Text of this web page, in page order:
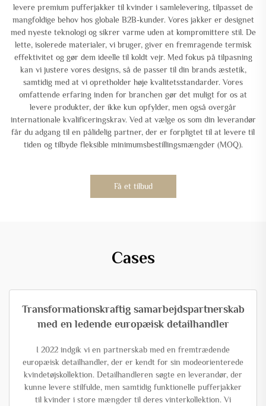
levere premium pufferjakker til kvinder i samlelevering, tilpasset de
mangfoldige behov hos globale B2B-kunder. Vores jakker er designet
med nyeste teknologi og sikrer varme uden at kompromittere stil. De
lette, isolerede materialer, vi bruger, giver en fremragende termisk
effektivitet og gør dem ideelle til koldt vejr. Med fokus på tilpasning
kan vi justere vores designs, så de passer til din brands æstetik,
samtidig med at vi opretholder høje kvalitetsstandarder. Vores
omfattende erfaring inden for branchen gør det muligt for os at
levere produkter, der ikke kun opfylder, men også overgår
internationale kvalificeringskrav. Ved at vælge os som din leverandør
får du adgang til en pålidelig partner, der er forpligtet til at levere til
tiden og tilbyde fleksible minimumsbestillingsmængder (MOQ).
Få et tilbud
Cases
Transformationskraftig samarbejdspartnerskab
med en ledende europæisk detailhandler
I 2022 indgik vi en partnerskab med en fremtrædende
europæisk detailhandler, der er kendt for sin modeorienterede
kvindetøjskollektion. Detailhandleren søgte en leverandør, der
kunne levere stilfulde, men samtidig funktionelle pufferjakker
til kvinder i store mængder til deres vinterkollektion. Vi